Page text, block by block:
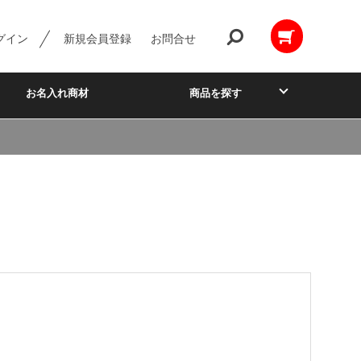
イン 新規会員登録 お問合せ
お名入れ商材 商品を探す